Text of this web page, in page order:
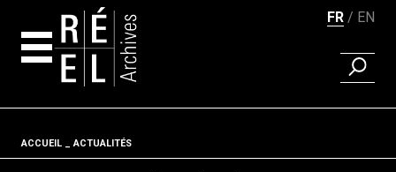
FR EN
Fil d'ariane
ACCUEIL ACTUALITÉS